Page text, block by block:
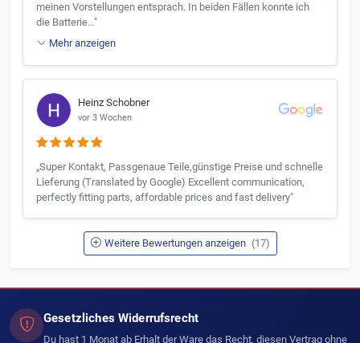
meinen Vorstellungen entsprach. In beiden Fällen konnte ich
die Batterie…"
Mehr anzeigen
Heinz Schobner
vor 3 Wochen
„Super Kontakt, Passgenaue Teile,günstige Preise und schnelle
Lieferung (Translated by Google) Excellent communication,
perfectly fitting parts, affordable prices and fast delivery"
Weitere Bewertungen anzeigen (17)
Gesetzliches Widerrufsrecht
Du hast 1 Monat ab Erhalt der Ware das Recht, diesen Vertrag ohne